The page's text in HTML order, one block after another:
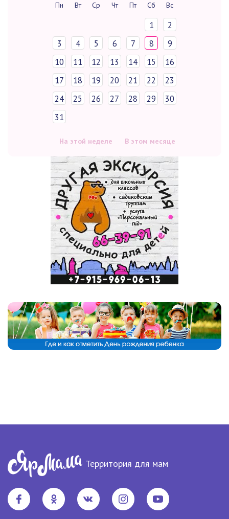
Пн Вт Ср Чт Пт Сб Вс
1
2
3
4 5 6 7 8
9
10
11 12 13 14 15
16
17
18 19 20 21 22
23
24
25 26 27 28 29
30
31
На этой неделе В этом месяце
Территория для мам